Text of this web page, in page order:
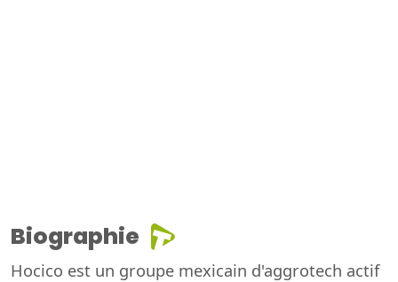
Biographie
Hocico est un groupe mexicain d'aggrotech actif